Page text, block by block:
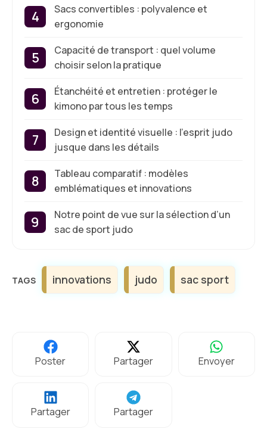
Sacs convertibles : polyvalence et
ergonomie
Capacité de transport : quel volume
choisir selon la pratique
Étanchéité et entretien : protéger le
kimono par tous les temps
Design et identité visuelle : l’esprit judo
jusque dans les détails
Tableau comparatif : modèles
emblématiques et innovations
Notre point de vue sur la sélection d’un
sac de sport judo
Étiquettes
innovations judo sac sport
Poster Partager Envoyer
Partager Partager